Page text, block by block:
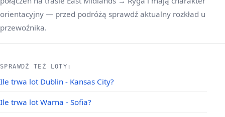
orientacyjny — przed podróżą sprawdź aktualny rozkład u
przewoźnika.
SPRAWDŹ TEŻ LOTY:
Ile trwa lot Dublin - Kansas City?
Ile trwa lot Warna - Sofia?